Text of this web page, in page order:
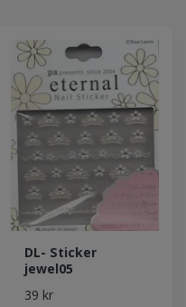
DL- Sticker
jewel05
39 kr